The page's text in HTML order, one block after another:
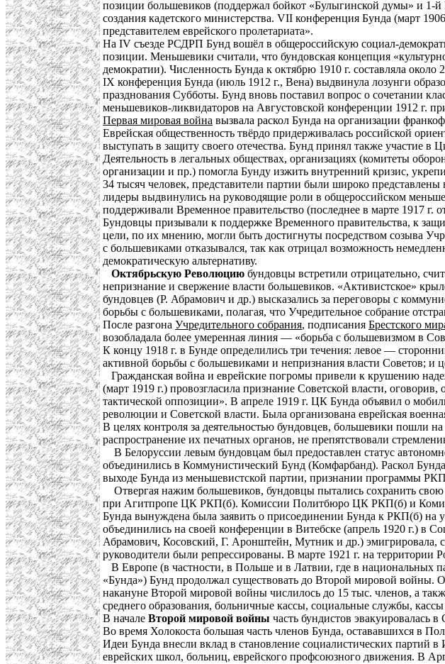
позиции большевиков (поддержал бойкот «Булыгинской думы» и 1-й
создания кадетского министерства. VII конференция Бунда (март
представителем еврейского пролетариата».
На IV съезде РСДРП Бунд вошёл в общероссийскую социал-
позиции. Меньшевики считали, что бундовская концепция
демократии). Численность Бунда к октябрю 1910 г. составляла около
IX конференция Бунда (июль 1912 г., Вена) выдвинула лозунги
празднования Субботы. Бунд вновь поставил вопрос о сочетании
меньшевиков-ликвидаторов на Августовской конференции 1912 г.
Первая мировая война вызвала раскол Бунда на организации
Еврейская общественность твёрдо придерживалась российской
выступать в защиту своего отечества. Бунд принял также участие
Деятельность в легальных обществах, организациях (комитеты
организации и пр.) помогла Бунду изжить внутренний кризис,
34 тысяч человек, представители партии были широко
лидеры выдвинулись на руководящие роли в общероссийском
поддерживали Временное правительство (последнее в марте 1917
Бундовцы призывали к поддержке Временного правительства, к
цели, по их мнению, могли быть достигнуты посредством созыва
с большевиками отказывался, так как отрицал возможность
демократическую альтернативу.
Октябрьскую Революцию бундовцы встретили отрицательно,
непризнание и свержение власти большевиков. «Активистское»
бундовцев (Р. Абрамович и др.) высказались за переговоры с
борьбы с большевиками, полагая, что Учредительное собрание
После разгона Учредительного собрания, подписания Брестского
возобладала более умеренная линия — «борьба с большевизмом в
К концу 1918 г. в Бунде определились три течения: левое —
активной борьбы с большевиками и непризнания власти Советов;
Гражданская война и еврейские погромы привели к крушению
(март 1919 г.) провозгласила признание Советской власти,
тактической оппозиции». В апреле 1919 г. ЦК Бунда объявил о
революции и Советской власти. Была организована еврейская
В целях контроля за деятельностью бундовцев, большевики пошли
распространение их печатных органов, не препятствовали
В Белоруссии левым бундовцам был предоставлен статус
объединились в Коммунистический Бунд (Комфарбанд). Раскол
выходе Бунда из меньшевистской партии, признании программы
Отвергая нажим большевиков, бундовцы пытались сохранить
при Агитпропе ЦК РКП(б). Комиссии Политбюро ЦК РКП(б) и
Бунда вынуждена была заявить о присоединении Бунда к РКП(б)
объединились на своей конференции в Витебске (апрель 1920 г.) в
Абрамович, Косовский, Г. Аронштейн, Мутник и др.) эмигрировала,
руководители были репрессированы. В марте 1921 г. на
В Европе (в частности, в Польше и в Латвии, где в национальных
«Бунда») Бунд продолжал существовать до Второй мировой
накануне Второй мировой войны числилось до 15 тыс. членов, а
среднего образования, больничные кассы, социальные службы,
В начале Второй мировой войны часть бундистов
Во время Холокоста большая часть членов Бунда, остававшихся в
Идеи Бунда внесли вклад в становление социалистических
еврейских школ, больниц, еврейского профсоюзного движения. В